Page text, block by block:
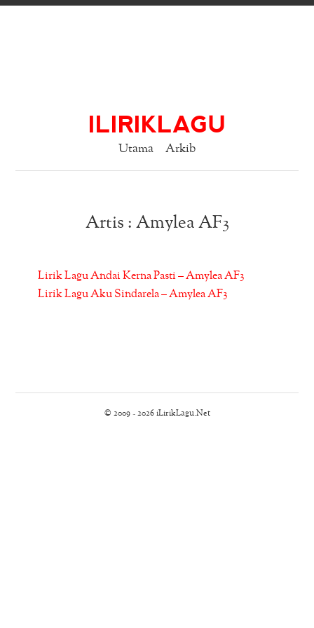
ILIRIKLAGU
Utama Arkib
Artis : Amylea AF3
Lirik Lagu Andai Kerna Pasti – Amylea AF3
Lirik Lagu Aku Sindarela – Amylea AF3
© 2009 - 2026 iLirikLagu.Net